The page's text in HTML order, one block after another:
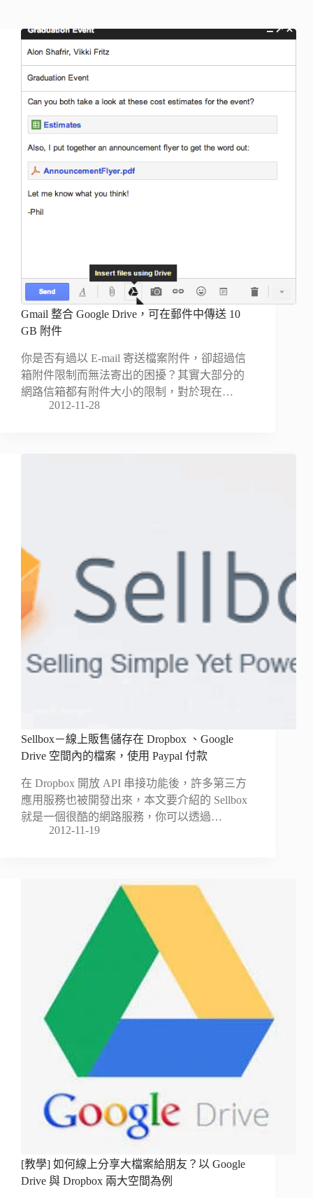
Gmail 整合 Google Drive，可在郵件中傳送 10
GB 附件
你是否有過以 E-mail 寄送檔案附件，卻超過信
箱附件限制而無法寄出的困擾？其實大部分的
網路信箱都有附件大小的限制，對於現在…
2012-11-28
Sellbox－線上販售儲存在 Dropbox 、Google
Drive 空間內的檔案，使用 Paypal 付款
在 Dropbox 開放 API 串接功能後，許多第三方
應用服務也被開發出來，本文要介紹的 Sellbox
就是一個很酷的網路服務，你可以透過…
2012-11-19
[教學] 如何線上分享大檔案給朋友？以 Google
Drive 與 Dropbox 兩大空間為例